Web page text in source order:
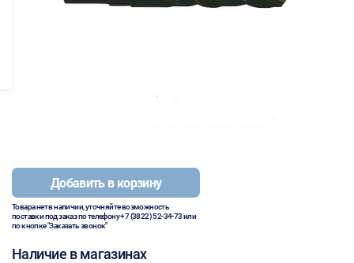
Добавить в корзину
Товара нет в наличии, уточняйте возможность
поставки под заказ по телефону+7 (3822) 52-34-73или
по кнопке "Заказать звонок"
Наличие в магазинах